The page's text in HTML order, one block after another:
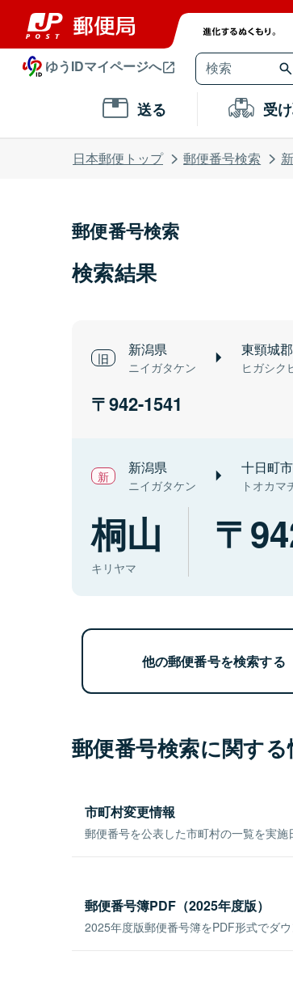
ゆうIDマイページへ
送る 受
日本郵便トップ 郵便番号検索
郵便番号検索
検索結果
新潟県
ニイガタケン
東頸城
ヒガシク
942-1541
新潟県
ニイガタケン
十日町市
トオカマ
桐山
キリヤマ
他の郵便番号を検索する
郵便番号検索に関する
市町村変更情報
郵便番号を公表した市町村の一覧を実施
郵便番号簿PDF（2025年度版）
2025年度版郵便番号簿をPDF形式でダウ